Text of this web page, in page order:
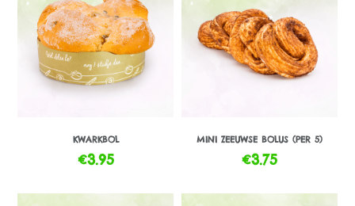
KWARKBOL
€3.95
MINI ZEEUWSE BOLUS (PER 5)
€3.75